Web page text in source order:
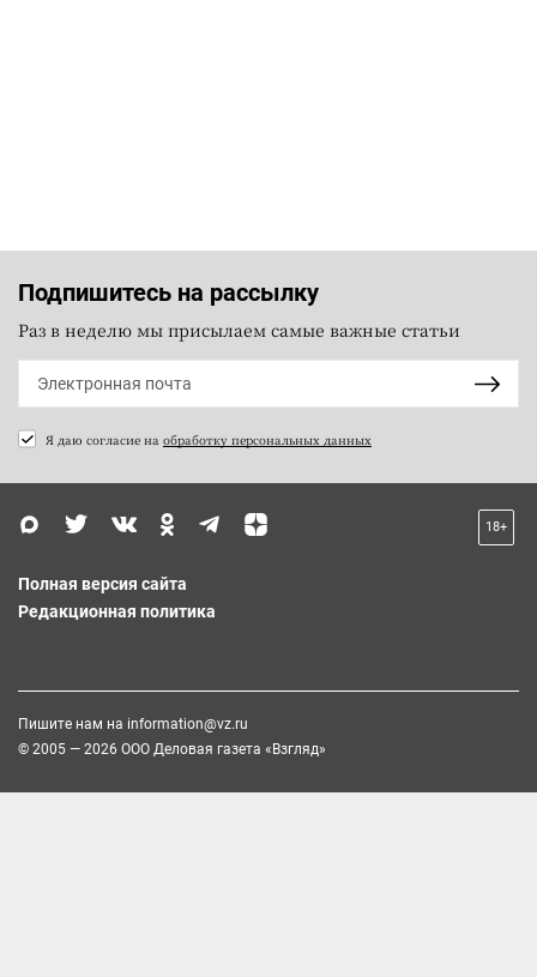
Подпишитесь на рассылку
Раз в неделю мы присылаем самые важные статьи
Я даю согласие на обработку персональных данных
18+
Полная версия сайта
Редакционная политика
Пишите нам на information@vz.ru
© 2005 — 2026 ООО Деловая газета «Взгляд»